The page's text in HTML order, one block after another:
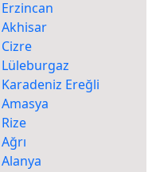
Ereğli